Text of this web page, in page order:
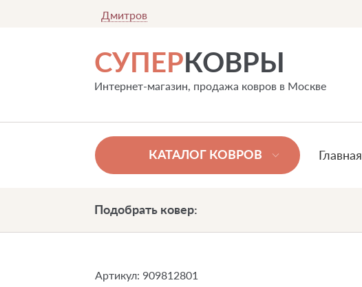
Дмитров
СУПЕРКОВРЫ
Интернет-магазин, продажа ковров в Москве
КАТАЛОГ КОВРОВ Главная
Подобрать ковер:
Артикул: 909812801